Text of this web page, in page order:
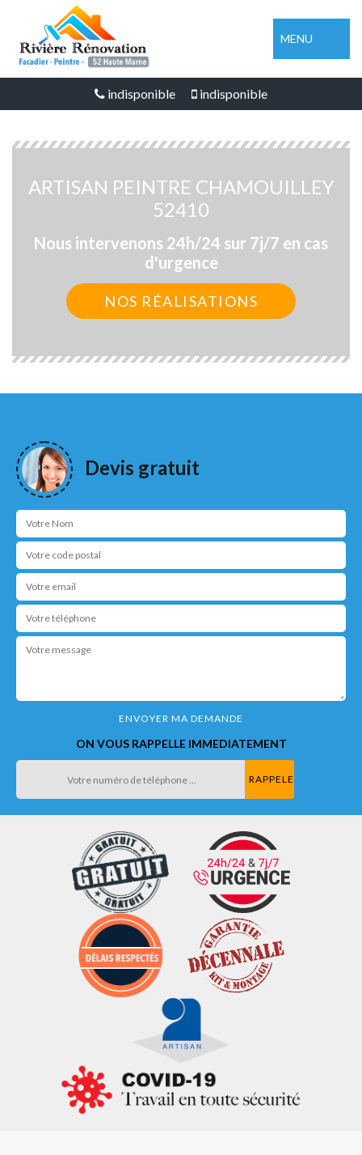
MENU
indisponible indisponible
ARTISAN PEINTRE CHAMOUILLEY
52410
Nous intervenons 24h/24 sur 7j/7 en cas
d'urgence
NOS RÉALISATIONS
Devis gratuit
ON VOUS RAPPELLE IMMEDIATEMENT